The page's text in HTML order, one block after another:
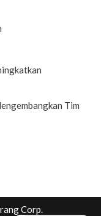
Tim
Corp.